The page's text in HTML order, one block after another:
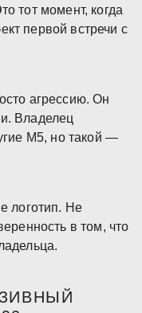
тот момент, когда
первой встречи с
агрессию. Он
Владелец
M5, но такой —
логотип. Не
в том, что